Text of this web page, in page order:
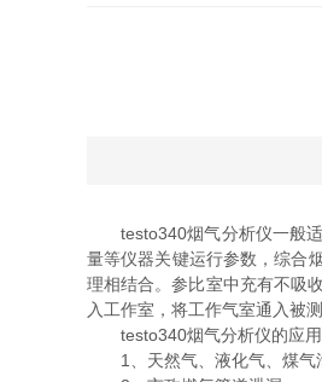
testo340烟气分析仪一般适
量等仪器关键运行参数，综合
理相结合。参比室中充有不吸
入工作室，将工作气室通入被
testo340烟气分析仪的应用
1、天然气、液化气、煤气